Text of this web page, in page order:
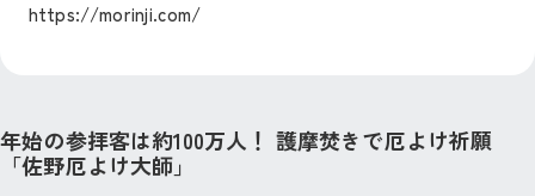
https://morinji.com/
年始の参拝客は約100万人！ 護摩焚きで厄よけ祈願
「佐野厄よけ大師」